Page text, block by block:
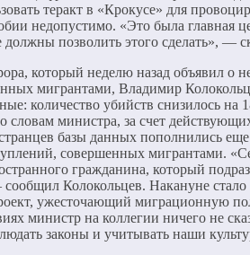
теракт в «Крокусе» для
недопустимо. «Это была главная
позволить этого сделать», —
который неделю назад объявил о
мигрантами, Владимир
количество убийств снизилось на
словам министра, за счет
базы данных пополнились
совершенных мигрантами.
гражданина, который
Колокольцев. Накануне
ужесточающий миграционную
министр на коллегии ничего не
законы и учитывать наши